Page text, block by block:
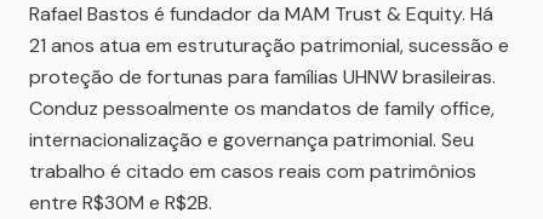
Rafael Bastos é fundador da MAM Trust & Equity. Há
21 anos atua em estruturação patrimonial, sucessão e
proteção de fortunas para famílias UHNW brasileiras.
Conduz pessoalmente os mandatos de family office,
internacionalização e governança patrimonial. Seu
trabalho é citado em casos reais com patrimônios
entre R$30M e R$2B.